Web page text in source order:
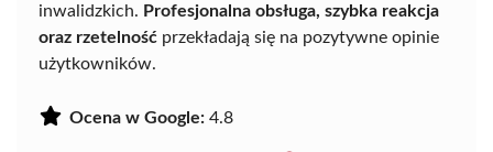
inwalidzkich. Profesjonalna obsługa, szybka reakcja
oraz rzetelność przekładają się na pozytywne opinie
użytkowników.
Ocena w Google: 4.8